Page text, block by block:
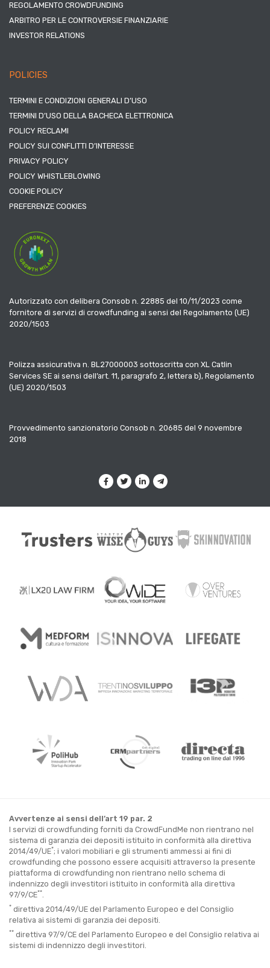
REGOLAMENTO CROWDFUNDING
ARBITRO PER LE CONTROVERSIE FINANZIARIE
INVESTOR RELATIONS
POLICIES
TERMINI E CONDIZIONI GENERALI D’USO
TERMINI D’USO DELLA BACHECA ELETTRONICA
POLICY RECLAMI
POLICY SUI CONFLITTI D’INTERESSE
PRIVACY POLICY
POLICY WHISTLEBLOWING
COOKIE POLICY
PREFERENZE COOKIES
Autorizzato con delibera Consob n. 22885 del 10/11/2023 come
fornitore di servizi di crowdfunding ai sensi del Regolamento (UE)
2020/1503
Polizza assicurativa n. BL27000003 sottoscritta con XL Catlin
Services SE ai sensi dell’art. 11, paragrafo 2, lettera b), Regolamento
(UE) 2020/1503
Provvedimento sanzionatorio Consob n. 20685 del 9 novembre
2018
Avvertenze ai sensi dell’art 19 par. 2
I servizi di crowdfunding forniti da CrowdFundMe non rientrano nel
sistema di garanzia dei depositi istituito in conformità alla direttiva
2014/49/UE*; i valori mobiliari e gli strumenti ammessi ai fini di
crowdfunding che possono essere acquisiti attraverso la presente
piattaforma di crowdfunding non rientrano nello schema di
indennizzo degli investitori istituito in conformità alla direttiva
97/9/CE**
* direttiva 2014/49/UE del Parlamento Europeo e del Consiglio
relativa ai sistemi di garanzia dei depositi.
** direttiva 97/9/CE del Parlamento Europeo e del Consiglio relativa ai
sistemi di indennizzo degli investitori.